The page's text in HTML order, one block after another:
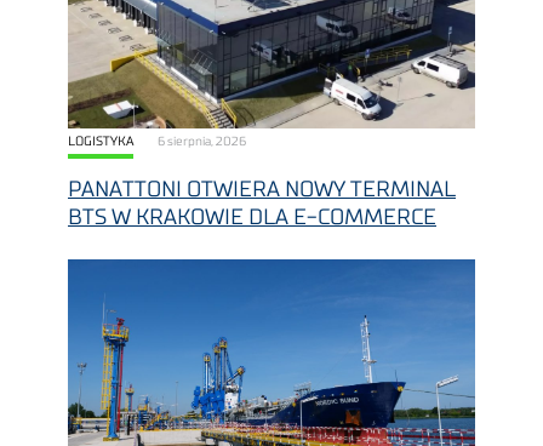
LOGISTYKA 6 sierpnia, 2026
PANATTONI OTWIERA NOWY TERMINAL
BTS W KRAKOWIE DLA E-COMMERCE